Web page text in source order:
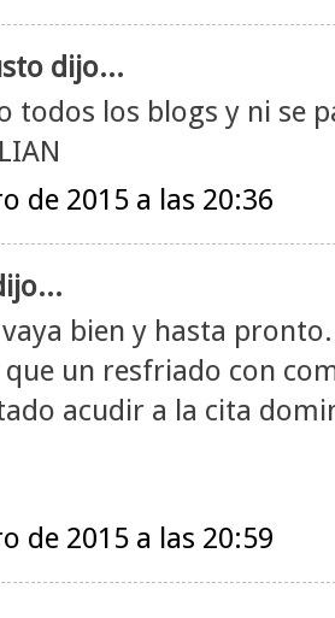
dijo...
todos los blogs y ni se
de 2015 a las 20:36
vaya bien y hasta pronto.
un resfriado con
acudir a la cita
de 2015 a las 20:59